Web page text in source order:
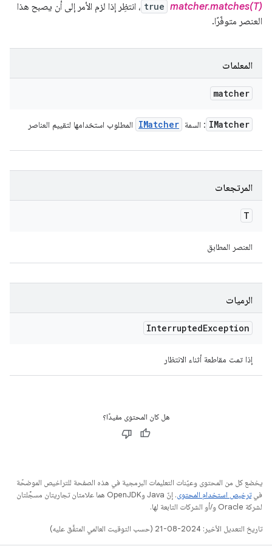
matcher.matches(T)
true ، انتظِر إذا لزم الأمر إلى أن يصبح هذا
العنصر متوفّرًا.
المعلمات
matcher
IMatcher : السمة IMatcher المطلوب استخدامها لتقييم العناصر
المرتجعات
T
العنصر المطابق
الرميات
InterruptedException
إذا تمت مقاطعة أثناء الانتظار
هل كان المحتوى مفيدًا؟
يخضع كل من المحتوى وعيّنات التعليمات البرمجية في هذه الصفحة للتراخيص الموضحّة
فيترخيص استخدام المحتوى
. إنّ Java وOpenJDK هما علامتان تجاريتان مسجَّلتان
لشركة Oracle و/أو الشركات التابعة لها.
تاريخ التعديل الأخير: 2024-08-21 (حسب التوقيت العالمي المتفَّق عليه)